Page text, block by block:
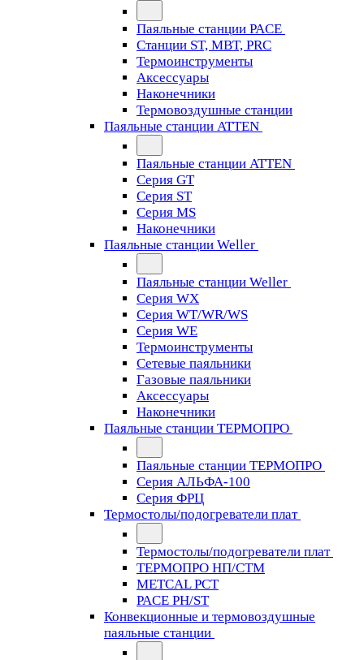
Паяльные станции PACE
Станции ST, MBT, PRC
Термоинструменты
Аксессуары
Наконечники
Термовоздушные станции
Паяльные станции ATTEN
Паяльные станции ATTEN
Серия GT
Серия ST
Серия MS
Наконечники
Паяльные станции Weller
Паяльные станции Weller
Серия WX
Серия WT/WR/WS
Серия WE
Термоинструменты
Сетевые паяльники
Газовые паяльники
Аксессуары
Наконечники
Паяльные станции ТЕРМОПРО
Паяльные станции ТЕРМОПРО
Серия АЛЬФА-100
Серия ФРЦ
Термостолы/подогреватели плат
Термостолы/подогреватели плат
ТЕРМОПРО НП/СТМ
METCAL PCT
PACE PH/ST
Конвекционные и термовоздушные
паяльные станции